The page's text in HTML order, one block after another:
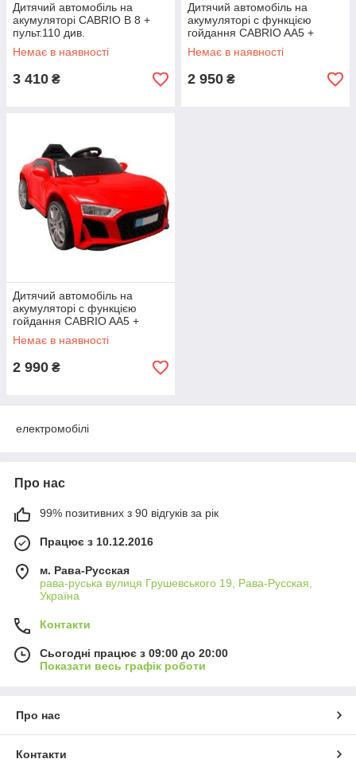
Дитячий автомобіль на
акумуляторі CABRIO B 8 +
пульт.110 див.
Немає в наявності
3 410 ₴
Дитячий автомобіль на
акумуляторі c функцією
гойдання CABRIO AA5 +
пульт.100 див.
Немає в наявності
2 950 ₴
Дитячий автомобіль на
акумуляторі c функцією
гойдання CABRIO AA5 +
пульт.100 див.
Немає в наявності
2 990 ₴
електромобілі
Про нас
99% позитивних з 90 відгуків за рік
Працює з 10.12.2016
м. Рава-Русская
рава-руська вулиця Грушевського 19, Рава-Русская,
Україна
Контакти
Сьогодні працює з 09:00 до 20:00
Показати весь графік роботи
Про нас
Контакти